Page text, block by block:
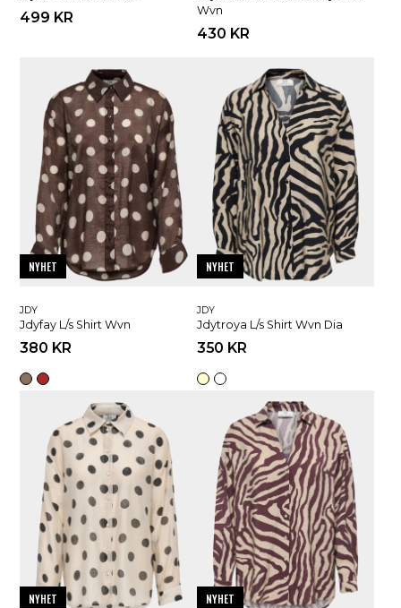
499 KR
Wvn
430 KR
NYHET
JDY
Jdyfay L/s Shirt Wvn
380 KR
NYHET
JDY
Jdytroya L/s Shirt Wvn Dia
350 KR
NYHET NYHET